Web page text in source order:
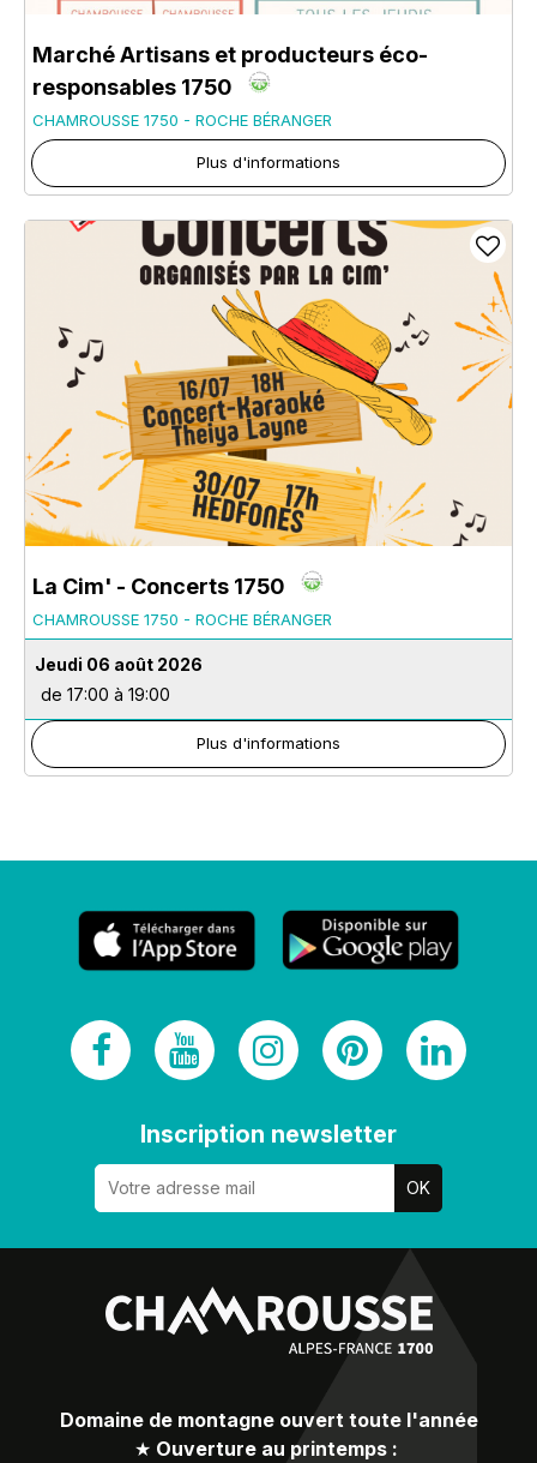
Marché Artisans et producteurs éco-
responsables 1750
CHAMROUSSE 1750 - ROCHE BÉRANGER
Plus d'informations
La Cim' - Concerts 1750
CHAMROUSSE 1750 - ROCHE BÉRANGER
Jeudi 06 août 2026
de 17:00 à 19:00
Plus d'informations
Inscription newsletter
Domaine de montagne ouvert toute l'année
★ Ouverture au printemps :